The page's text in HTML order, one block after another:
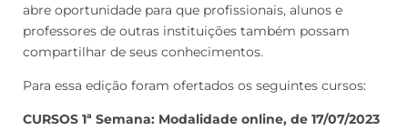
abre oportunidade para que profissionais, alunos e
professores de outras instituições também possam
compartilhar de seus conhecimentos.
Para essa edição foram ofertados os seguintes cursos:
CURSOS 1ª Semana: Modalidade online, de 17/07/2023